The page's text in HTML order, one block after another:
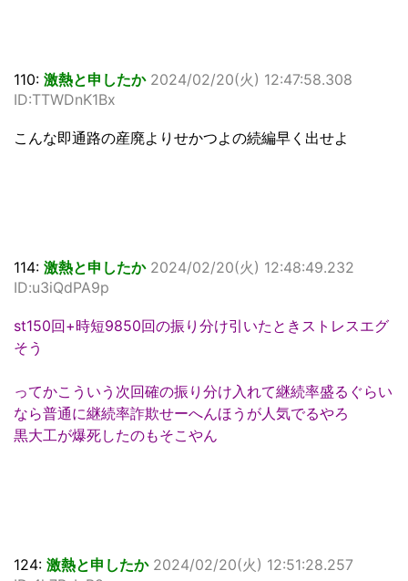
110: 激熱と申したか 2024/02/20(火) 12:47:58.308
ID:TTWDnK1Bx
こんな即通路の産廃よりせかつよの続編早く出せよ
114: 激熱と申したか 2024/02/20(火) 12:48:49.232
ID:u3iQdPA9p
st150回+時短9850回の振り分け引いたときストレスエグ
そう
ってかこういう次回確の振り分け入れて継続率盛るぐらい
なら普通に継続率詐欺せーへんほうが人気でるやろ
黒大工が爆死したのもそこやん
124: 激熱と申したか 2024/02/20(火) 12:51:28.257